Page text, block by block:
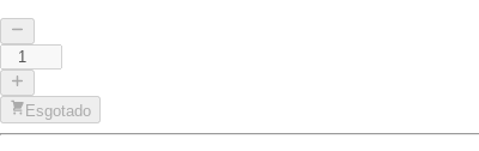
Esgotado